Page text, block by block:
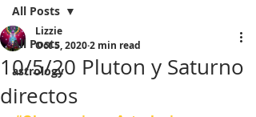
All Posts
astrology
All Posts
10/5/20 Pluton y Saturno
directos
Lizzie
Oct 5, 20202 min read